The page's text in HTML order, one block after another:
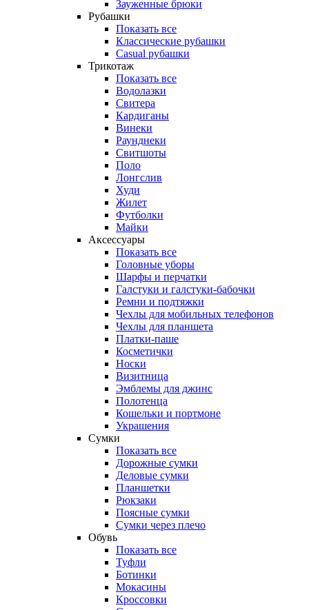
Зауженные брюки
Рубашки
Показать все
Классические рубашки
Casual рубашки
Трикотаж
Показать все
Водолазки
Свитера
Кардиганы
Винеки
Раунднеки
Свитшоты
Поло
Лонгслив
Худи
Жилет
Футболки
Майки
Аксессуары
Показать все
Головные уборы
Шарфы и перчатки
Галстуки и галстуки-бабочки
Ремни и подтяжки
Чехлы для мобильных телефонов
Чехлы для планшета
Платки-паше
Косметички
Носки
Визитница
Эмблемы для джинс
Полотенца
Кошельки и портмоне
Украшения
Сумки
Показать все
Дорожные сумки
Деловые сумки
Планшетки
Рюкзаки
Поясные сумки
Сумки через плечо
Обувь
Показать все
Туфли
Ботинки
Мокасины
Кроссовки